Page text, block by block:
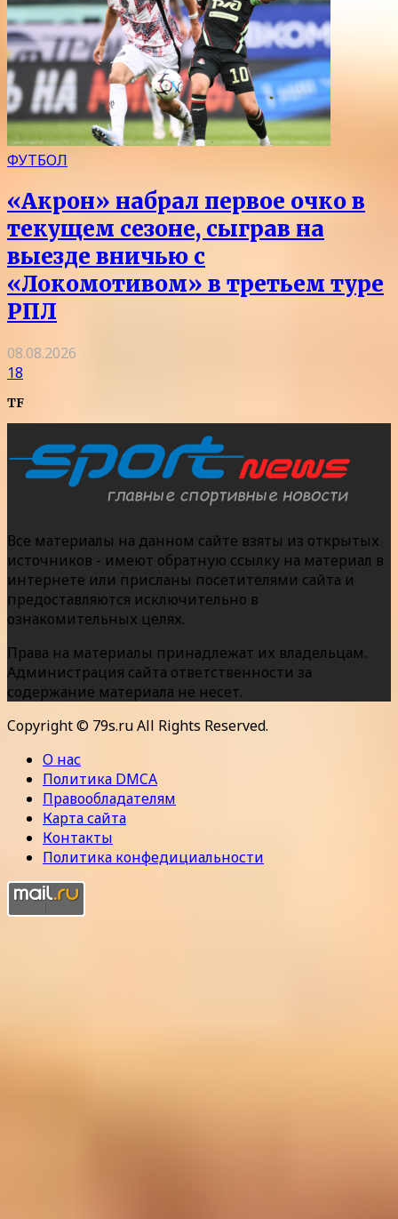
ФУТБОЛ
«Акрон» набрал первое очко в
текущем сезоне, сыграв на
выезде вничью с
«Локомотивом» в третьем туре
РПЛ
08.08.2026
18
TF
Все материалы на данном сайте взяты из открытых
источников - имеют обратную ссылку на материал в
интернете или присланы посетителями сайта и
предоставляются исключительно в
ознакомительных целях.
Права на материалы принадлежат их владельцам.
Администрация сайта ответственности за
содержание материала не несет.
Copyright © 79s.ru All Rights Reserved.
О нас
Политика DMCA
Правообладателям
Карта сайта
Контакты
Политика конфедициальности